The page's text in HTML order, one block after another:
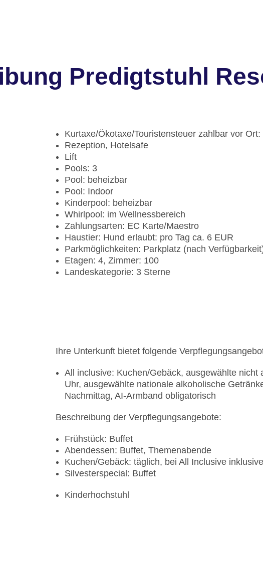
Predigtstuhl
Kurtaxe/Ökotaxe/Touristensteuer zahlbar vor
Rezeption, Hotelsafe
Lift
Pools: 3
Pool: beheizbar
Pool: Indoor
Kinderpool: beheizbar
Whirlpool: im Wellnessbereich
Zahlungsarten: EC Karte/Maestro
Haustier: Hund erlaubt: pro Tag ca. 6 EUR
Parkmöglichkeiten: Parkplatz (nach
Etagen: 4, Zimmer: 100
Landeskategorie: 3 Sterne
Ihre Unterkunft bietet folgende
All inclusive: Kuchen/Gebäck, ausgewählte
Uhr, ausgewählte nationale alkoholische
Nachmittag, AI-Armband obligatorisch
Beschreibung der Verpflegungsangebote:
Frühstück: Buffet
Abendessen: Buffet, Themenabende
Kuchen/Gebäck: täglich, bei All Inclusive inklusive
Silvesterspecial: Buffet
Kinderhochstuhl